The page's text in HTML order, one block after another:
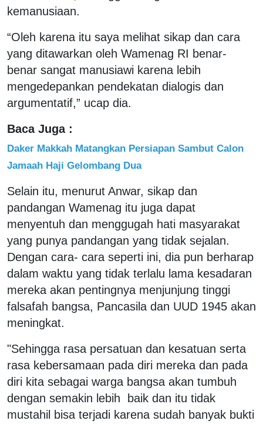
kemanusiaan.
“Oleh karena itu saya melihat sikap dan cara
yang ditawarkan oleh Wamenag RI benar-
benar sangat manusiawi karena lebih
mengedepankan pendekatan dialogis dan
argumentatif,” ucap dia.
Baca Juga :
Daker Makkah Matangkan Persiapan Sambut Calon
Jamaah Haji Gelombang Dua
Selain itu, menurut Anwar, sikap dan
pandangan Wamenag itu juga dapat
menyentuh dan menggugah hati masyarakat
yang punya pandangan yang tidak sejalan.
Dengan cara- cara seperti ini, dia pun berharap
dalam waktu yang tidak terlalu lama kesadaran
mereka akan pentingnya menjunjung tinggi
falsafah bangsa, Pancasila dan UUD 1945 akan
meningkat.
"Sehingga rasa persatuan dan kesatuan serta
rasa kebersamaan pada diri mereka dan pada
diri kita sebagai warga bangsa akan tumbuh
dengan semakin lebih baik dan itu tidak
mustahil bisa terjadi karena sudah banyak bukti